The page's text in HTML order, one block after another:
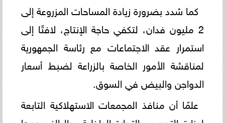
كما شدد بضرورة زيادة المساحات المزروعة إلى
2 مليون فدان، لتكفي حاجة الإنتاج، لافتًا إلى
استمرار عقد الاجتماعات مع رئاسة الجمهورية
لمناقشة الأمور الخاصة بالزراعة لضبط أسعار
الدواجن والبيض في السوق.
علمًا أن منافذ المجمعات الاستهلاكية التابعة